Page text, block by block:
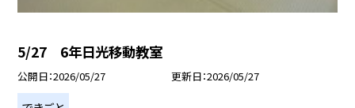
5/27 6年日光移動教室
公開日 2026/05/27 更新日 2026/05/27